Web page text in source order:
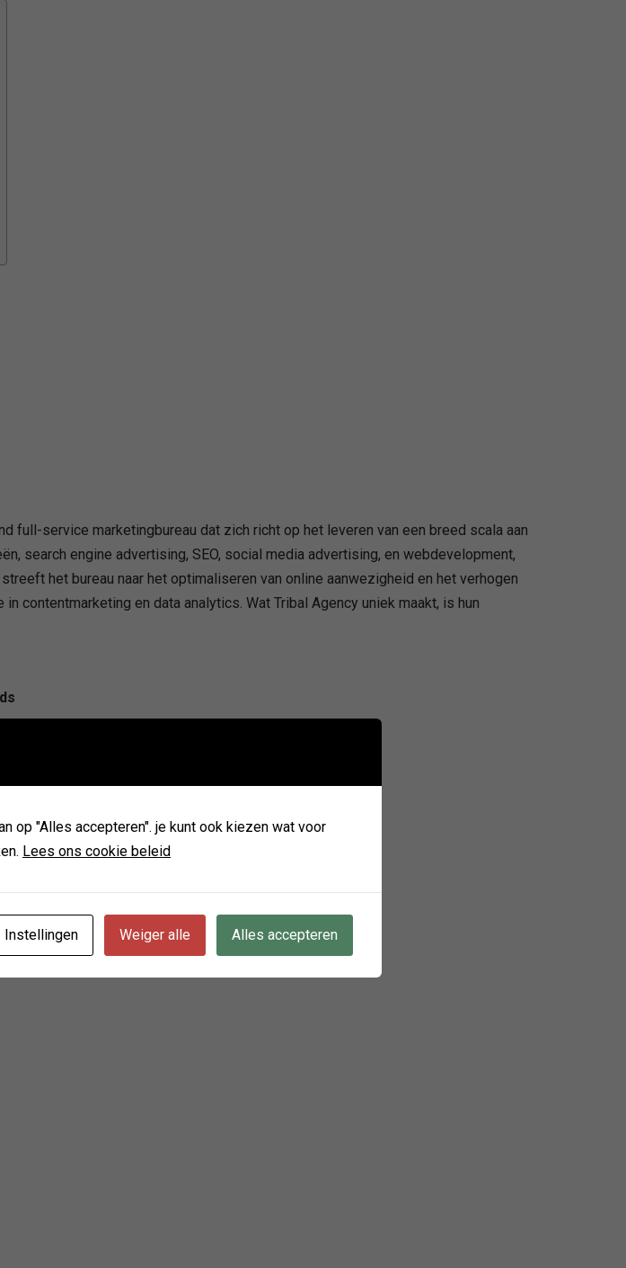
full-service marketingbureau dat zich richt op het leveren van een breed scala aan
search engine advertising, SEO, social media advertising, en webdevelopment,
het bureau naar het optimaliseren van online aanwezigheid en het verhogen
contentmarketing en data analytics. Wat Tribal Agency uniek maakt, is hun
op "Alles accepteren". je kunt ook kiezen wat voor
Lees ons cookie beleid
Instellingen Weiger alle Alles accepteren